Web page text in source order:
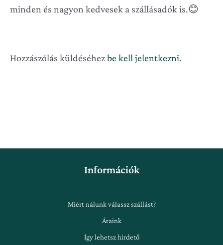
minden és nagyon kedvesek a szállásadók is.😊
Hozzászólás küldéséhezbe kell jelentkezni.
Információk
Miért nálunk válassz szállást?
Áraink
Így lehetsz hirdető